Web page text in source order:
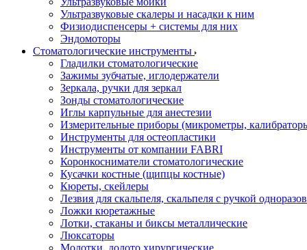
Ультразвуковые скалеры и насадки к ним
Физиодиспенсеры + системы для них
Эндомоторы
Стоматологические инструменты
Гладилки стоматологические
Зажимы зубчатые, иглодержатели
Зеркала, ручки для зеркал
Зонды стоматологические
Иглы карпульные для анестезии
Измерительные приборы (микрометры,
Инструменты для остеопластики
Инструменты от компании FABRI
Коронкосниматели стоматологические
Кусачки костные (щипцы костные)
Кюреты, скейлеры
Лезвия для скальпеля, скальпеля с ручкой
Ложки кюретажные
Лотки, стаканы и биксы металлические
Люксаторы